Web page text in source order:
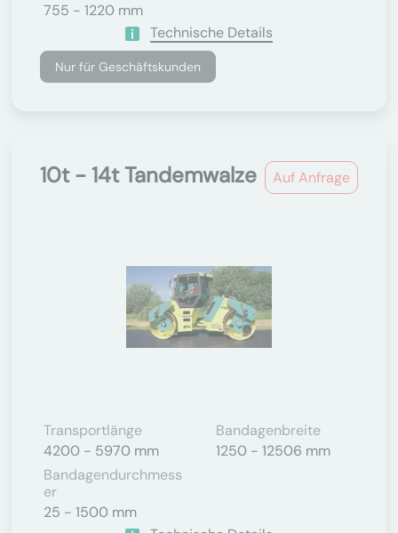
755 - 1220 mm
Technische Details
Nur für Geschäftskunden
Auf Anfrage
10t - 14t Tandemwalze
Transportlänge
4200 - 5970 mm
Bandagenbreite
1250 - 12506 mm
Bandagendurchmess
Er
25 - 1500 mm